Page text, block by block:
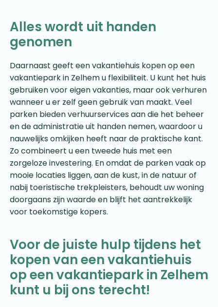
Alles wordt uit handen
genomen
Daarnaast geeft een vakantiehuis kopen op een
vakantiepark in Zelhem u flexibiliteit. U kunt het huis
gebruiken voor eigen vakanties, maar ook verhuren
wanneer u er zelf geen gebruik van maakt. Veel
parken bieden verhuurservices aan die het beheer
en de administratie uit handen nemen, waardoor u
nauwelijks omkijken heeft naar de praktische kant.
Zo combineert u een tweede huis met een
zorgeloze investering. En omdat de parken vaak op
mooie locaties liggen, aan de kust, in de natuur of
nabij toeristische trekpleisters, behoudt uw woning
doorgaans zijn waarde en blijft het aantrekkelijk
voor toekomstige kopers.
Voor de juiste hulp tijdens het
kopen van een vakantiehuis
op een vakantiepark in Zelhem
kunt u bij ons terecht!